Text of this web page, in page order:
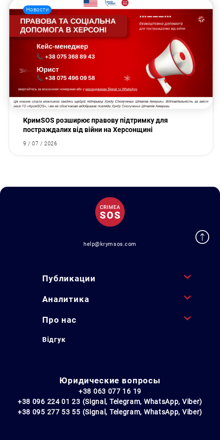
Новости
КримSOS розширює правову підтримку для
постраждалих від війни на Херсонщині
9 / 07 / 2026
help@krymsos.com
Публикации
Аналитика
Про нас
Відгук
Юридические вопросы
+38 063 077 16 19
+38 096 224 01 23 (Signal, Telegram, WhatsApp, Viber)
+38 095 277 53 55 (Signal, Telegram, WhatsApp, Viber)